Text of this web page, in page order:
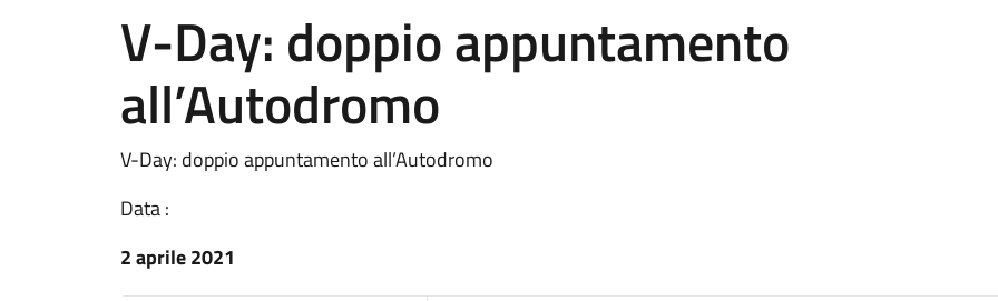
V-Day: doppio appuntamento
all’Autodromo
V-Day: doppio appuntamento all’Autodromo
Data :
2 aprile 2021